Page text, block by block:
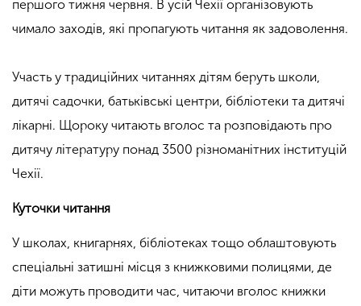
першого тижня червня. В усій Чехії організовують
чимало заходів, які пропагують читання як задоволення.
Участь у традиційних читаннях дітям беруть школи,
дитячі садочки, батьківські центри, бібліотеки та дитячі
лікарні. Щороку читають вголос та розповідають про
дитячу літературу понад 3500 різноманітних інституцій
Чехії.
Куточки читання
У школах, книгарнях, бібліотеках тощо облаштовують
спеціальні затишні місця з книжковими полицями, де
діти можуть проводити час, читаючи вголос книжки